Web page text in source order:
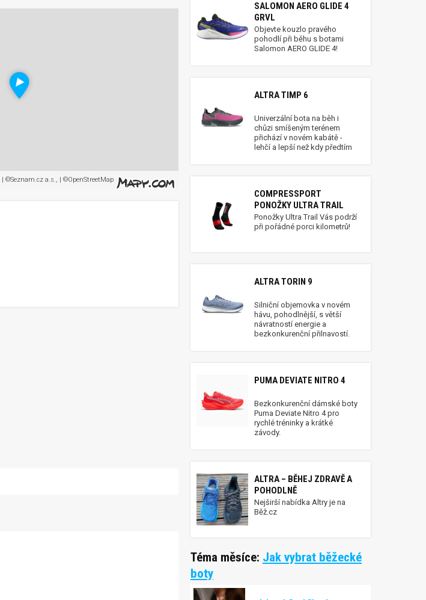
| ©Seznam.cz a.s., | ©OpenStreetMap
SALOMON AERO GLIDE 4
GRVL
Objevte kouzlo pravého
pohodlí při běhu s botami
Salomon AERO GLIDE 4!
ALTRA TIMP 6
Univerzální bota na běh i
chůzi smíšeným terénem
přichází v novém kabátě -
lehčí a lepší než kdy předtím
COMPRESSPORT
PONOŽKY ULTRA TRAIL
Ponožky Ultra Trail Vás podrží
při pořádné porci kilometrů!
ALTRA TORIN 9
Silniční objemovka v novém
hávu, pohodlnější, s větší
návratností energie a
bezkonkurenční přilnavostí.
PUMA DEVIATE NITRO 4
Bezkonkurenční dámské boty
Puma Deviate Nitro 4 pro
rychlé tréninky a krátké
závody.
ALTRA – BĚHEJ ZDRAVĚ A
POHODLNĚ
Nejširší nabídka Altry je na
Běž.cz
Téma měsíce: Jak vybrat běžecké
boty